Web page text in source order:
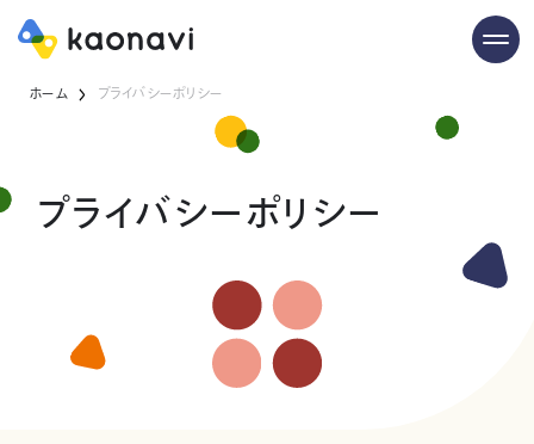
ホーム プライバシーポリシー
プライバシーポリシー